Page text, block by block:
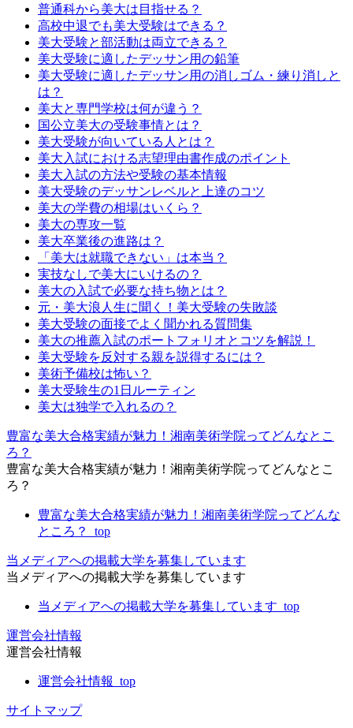
普通科から美大は目指せる？
高校中退でも美大受験はできる？
美大受験と部活動は両立できる？
美大受験に適したデッサン用の鉛筆
美大受験に適したデッサン用の消しゴム・練り消しと
は？
美大と専門学校は何が違う？
国公立美大の受験事情とは？
美大受験が向いている人とは？
美大入試における志望理由書作成のポイント
美大入試の方法や受験の基本情報
美大受験のデッサンレベルと上達のコツ
美大の学費の相場はいくら？
美大の専攻一覧
美大卒業後の進路は？
「美大は就職できない」は本当？
実技なしで美大にいけるの？
美大の入試で必要な持ち物とは？
元・美大浪人生に聞く！美大受験の失敗談
美大受験の面接でよく聞かれる質問集
美大の推薦入試のポートフォリオとコツを解説！
美大受験を反対する親を説得するには？
美術予備校は怖い？
美大受験生の1日ルーティン
美大は独学で入れるの？
豊富な美大合格実績が魅力！湘南美術学院ってどんなとこ
ろ？
豊富な美大合格実績が魅力！湘南美術学院ってどんなとこ
ろ？
豊富な美大合格実績が魅力！湘南美術学院ってどんな
ところ？_top
当メディアへの掲載大学を募集しています
当メディアへの掲載大学を募集しています
当メディアへの掲載大学を募集しています_top
運営会社情報
運営会社情報
運営会社情報_top
サイトマップ